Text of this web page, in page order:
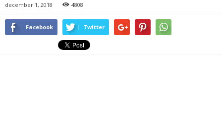
december 1, 2018 4808
Facebook Twitter